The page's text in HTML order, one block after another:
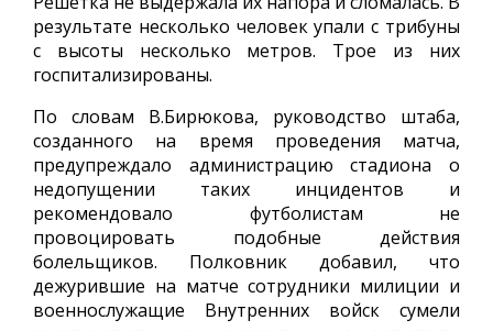
результате несколько человек упали с трибуны
с высоты несколько метров. Трое из них
госпитализированы.
По словам В.Бирюкова, руководство штаба,
созданного на время проведения матча,
предупреждало администрацию стадиона о
недопущении таких инцидентов и
рекомендовало футболистам не
провоцировать подобные действия
болельщиков. Полковник добавил, что
дежурившие на матче сотрудники милиции и
военнослужащие Внутренних войск сумели